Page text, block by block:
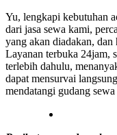
Yu, lengkapi kebutuhan
dari jasa sewa kami,
yang akan diadakan,
Layanan terbuka 24jam,
terlebih dahulu,
dapat mensurvai
mendatangi gudang